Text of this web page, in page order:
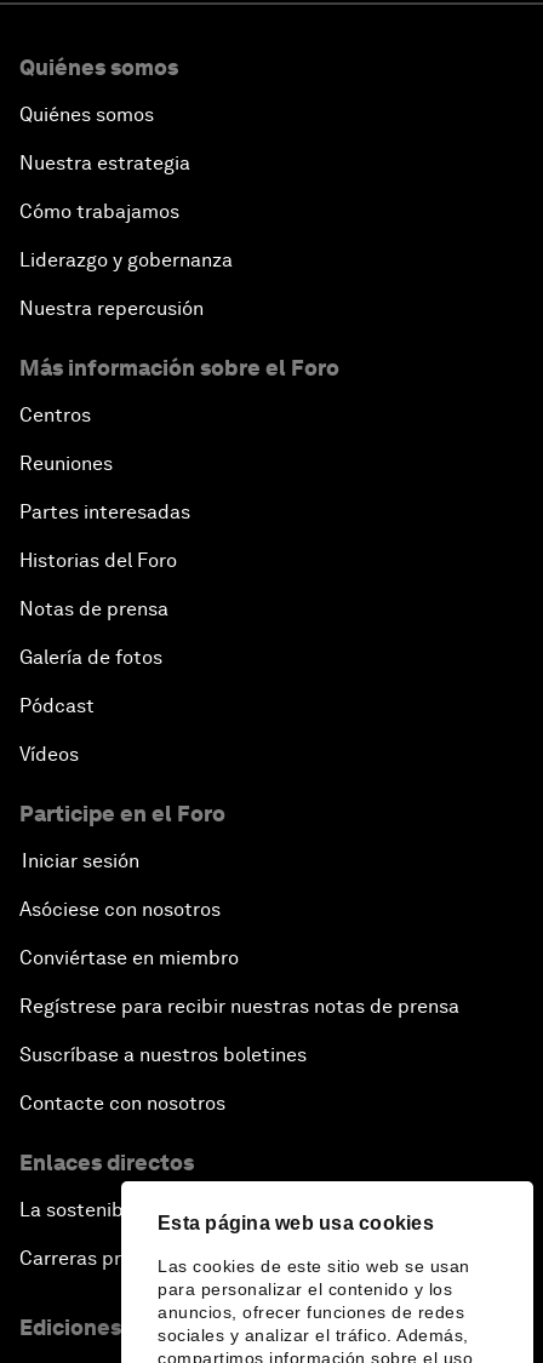
Esta página web usa cookies
Las cookies de este sitio web se usan
para personalizar el contenido y los
anuncios, ofrecer funciones de redes
sociales y analizar el tráfico. Además,
compartimos información sobre el uso
Quiénes somos
Quiénes somos
Nuestra estrategia
Cómo trabajamos
Liderazgo y gobernanza
Nuestra repercusión
Más información sobre el Foro
Centros
Reuniones
Partes interesadas
Historias del Foro
Notas de prensa
Galería de fotos
Pódcast
Vídeos
Participe en el Foro
Iniciar sesión
Asóciese con nosotros
Conviértase en miembro
Regístrese para recibir nuestras notas de prensa
Suscríbase a nuestros boletines
Contacte con nosotros
Enlaces directos
La sostenibilidad en el Foro
Carreras profesionales
Ediciones en otros idiomas